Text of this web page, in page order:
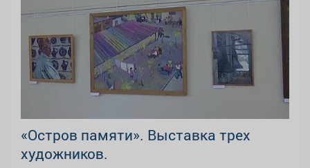
«Остров памяти». Выставка трех
художников.